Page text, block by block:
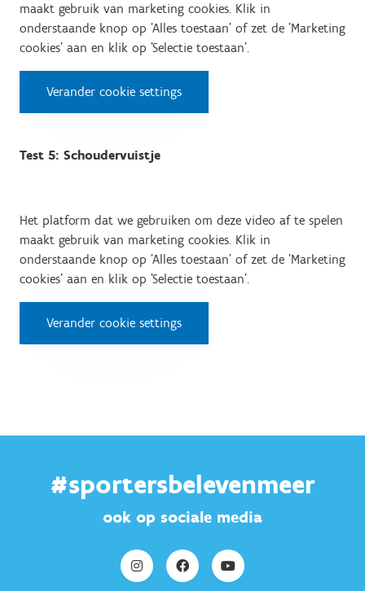
maakt gebruik van marketing cookies. Klik in
onderstaande knop op 'Alles toestaan' of zet de 'Marketing
cookies' aan en klik op 'Selectie toestaan'.
Verander cookie settings
Test 5: Schoudervuistje
Het platform dat we gebruiken om deze video af te spelen
maakt gebruik van marketing cookies. Klik in
onderstaande knop op 'Alles toestaan' of zet de 'Marketing
cookies' aan en klik op 'Selectie toestaan'.
Verander cookie settings
#sportersbelevenmeer
ook op sociale media